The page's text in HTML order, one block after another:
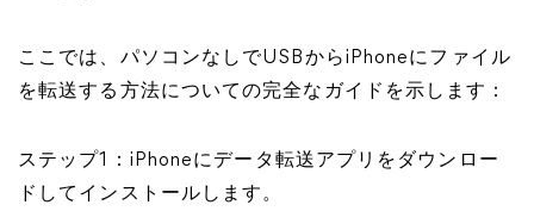
ここでは、パソコンなしでUSBからiPhoneにファイル
を転送する方法についての完全なガイドを示します：
ステップ1：iPhoneにデータ転送アプリをダウンロー
ドしてインストールします。